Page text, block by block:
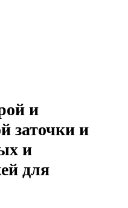
и
заточки и
и
для